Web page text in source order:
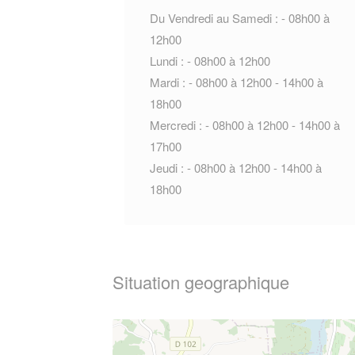
Du Vendredi au Samedi : - 08h00 à
12h00
Lundi : - 08h00 à 12h00
Mardi : - 08h00 à 12h00 - 14h00 à
18h00
Mercredi : - 08h00 à 12h00 - 14h00 à
17h00
Jeudi : - 08h00 à 12h00 - 14h00 à
18h00
Situation geographique